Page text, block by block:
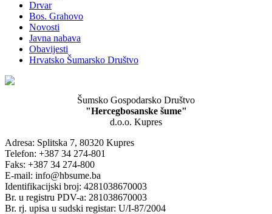
Drvar
Bos. Grahovo
Novosti
Javna nabava
Obavijesti
Hrvatsko Šumarsko Društvo
Šumsko Gospodarsko Društvo
"Hercegbosanske šume"
d.o.o. Kupres
Adresa: Splitska 7, 80320 Kupres
Telefon: +387 34 274-801
Faks: +387 34 274-800
E-mail: info@hbsume.ba
Identifikacijski broj: 4281038670003
Br. u registru PDV-a: 281038670003
Br. rj. upisa u sudski registar: U/I-87/2004